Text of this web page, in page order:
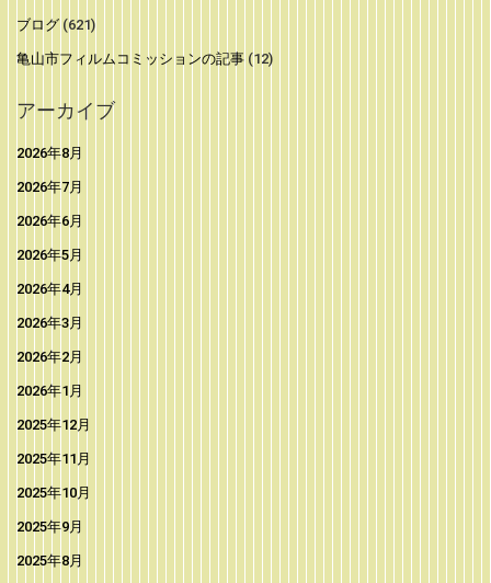
ブログ (621)
亀山市フィルムコミッションの記事 (12)
アーカイブ
2026年8月
2026年7月
2026年6月
2026年5月
2026年4月
2026年3月
2026年2月
2026年1月
2025年12月
2025年11月
2025年10月
2025年9月
2025年8月